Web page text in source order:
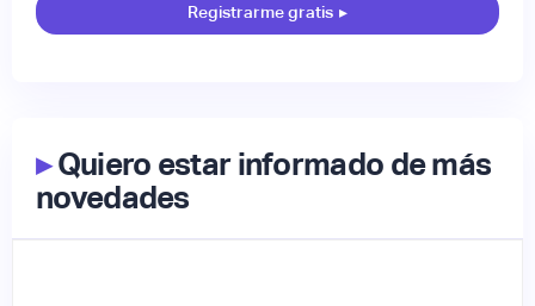
Registrarme gratis ▸
▸Quiero estar informado de más
novedades